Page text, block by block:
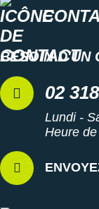
BESOIN D'UN
02
Lundi -
Heure